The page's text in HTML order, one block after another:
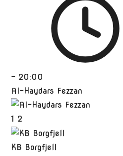
- 20:00
Al-Haydars Fezzan
1 2
KB Borgfjell